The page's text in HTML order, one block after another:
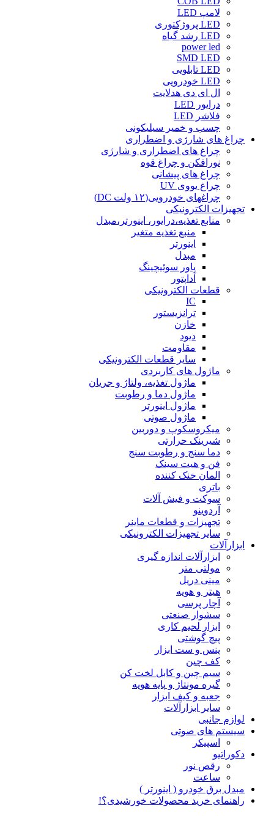
لامپ LED
LED پروژکتوری
LED رشد گیاه
power led
SMD LED
LED تابلویی
LED خودرویی
ال ای دی هدلایت
درایور LED
فلاشر LED
چسب و خمیر سیلیکونی
چراغ های شارژی و اضطراری
چراغ های اضطراری و شارژی
نورافکن و چراغ قوه
چراغ های پیشانی
چراغ یووی UV
چراغهای خودرویی(۱۲ ولت DC)
تجهیزات الکترونیکی
منابع تغذیه،درایور، اینورتر،مبدل
منبع تغذیه متغیر
اینورتر
مبدل
پاور سوئیچینگ
آداپتور
قطعات الکترونیکی
IC
ترانزیستور
خازن
دیود
مقاومت
سایر قطعات الکترونیکی
ماژول های کاربردی
ماژول تغذیه، ولتاژ و جریان
ماژول دما و رطوبت
ماژول اینورتر
ماژول صوتی
میکروسکوپ و دوربین
شیرینک حرارتی
دما سنج و رطوبت سنج
فن و هیت سینک
المان خنک کننده
باتری
سوکت و فیش آلات
آردوینو
تجهیزات و قطعات ماینر
سایر تجهیزات الکترونیکی
ابزارآلات
ابزارآلات اندازه گیری
مولتی متر
مینی دریل
هیتر و هویه
آچار پرسی
سشوار صنعتی
ابزار لحیم کاری
پیچ گوشتی
پنس و ست ابزار
کف چین
سیم چین و کابل لخت کن
گیره مونتاژ و پایه هویه
جعبه و کیف ابزار
سایر ابزارآلات
لوازم جانبی
سیستم های صوتی
اسپیکر
دکوراتیو
رقص نور
ساعت
مبدل برق خودرو ( اینورتر )
راهنمای خرید محصولات خورشیدی؟!